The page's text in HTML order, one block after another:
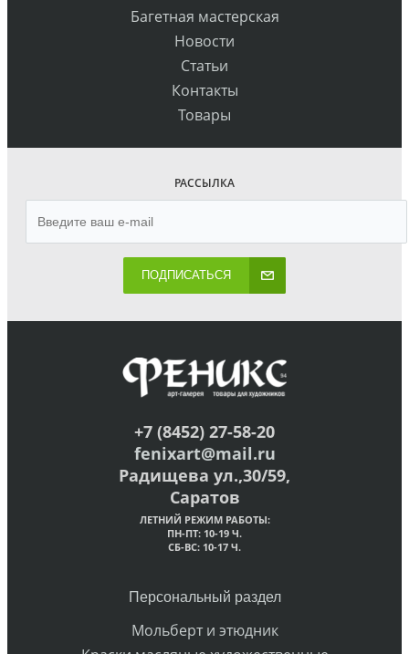
Багетная мастерская
Новости
Статьи
Контакты
Товары
РАССЫЛКА
ПОДПИСАТЬСЯ
+7 (8452) 27-58-20
fenixart@mail.ru
Радищева ул.,30/59,
Саратов
ЛЕТНИЙ РЕЖИМ РАБОТЫ:
ПН-ПТ: 10-19 Ч.
СБ-ВС: 10-17 Ч.
Персональный раздел
Мольберт и этюдник